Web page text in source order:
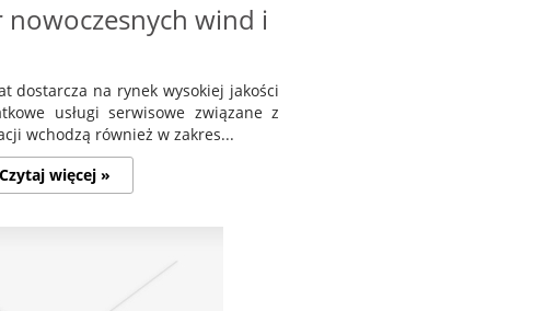
wind i
dostarcza na rynek wysokiej jakości
usługi serwisowe związane z
wchodzą również w zakres...
Czytaj więcej »